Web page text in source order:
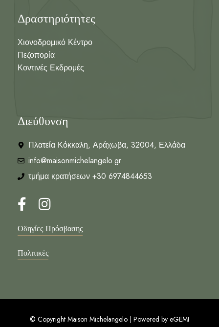
Δραστηριότητες
Χιονοδρομικό Κέντρο
Πεζοπορία
Κοντινές Εκδρομές
Διεύθυνση
Πλατεία Κόκκαλη, Αράχωβα, 32004, Ελλάδα
info@maisonmichelangelo.gr
τμήμα κρατήσεων +30 6974844653
Οδηγίες Πρόσβασης
Πολιτικές
© Copyright Maison Michelangelo | Powered by eGEMI